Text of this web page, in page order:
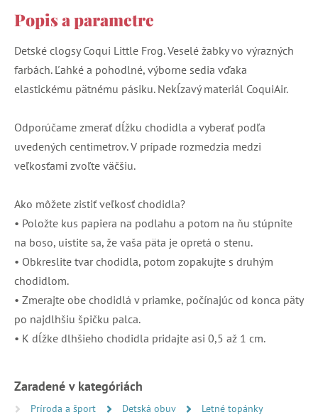
Popis a parametre
Detské clogsy Coqui Little Frog. Veselé žabky vo výrazných
farbách. Ľahké a pohodlné, výborne sedia vďaka
elastickému pätnému pásiku. Nekĺzavý materiál CoquiAir.
Odporúčame zmerať dĺžku chodidla a vyberať podľa
uvedených centimetrov. V prípade rozmedzia medzi
veľkosťami zvoľte väčšiu.
Ako môžete zistiť veľkosť chodidla?
• Položte kus papiera na podlahu a potom na ňu stúpnite
na boso, uistite sa, že vaša päta je opretá o stenu.
• Obkreslite tvar chodidla, potom zopakujte s druhým
chodidlom.
• Zmerajte obe chodidlá v priamke, počínajúc od konca päty
po najdlhšiu špičku palca.
• K dĺžke dlhšieho chodidla pridajte asi 0,5 až 1 cm.
Zaradené v kategóriách
Príroda a šport Detská obuv
Letné topánky